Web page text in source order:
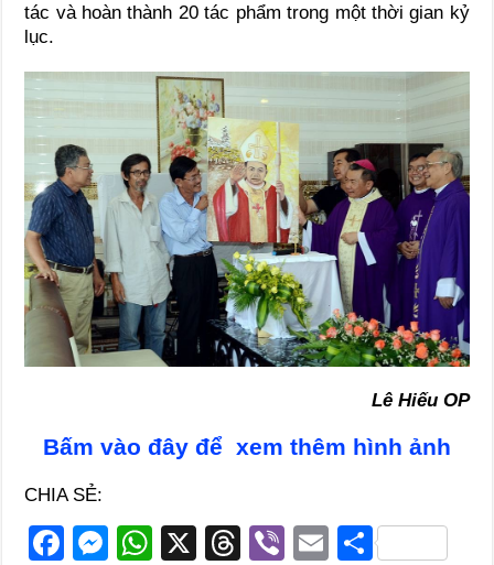
tác và hoàn thành 20 tác phẩm trong một thời gian kỷ
lục.
Lê Hiếu OP
Bấm vào đây để xem thêm hình ảnh
CHIA SẺ:
F
M
W
X
T
Vi
E S